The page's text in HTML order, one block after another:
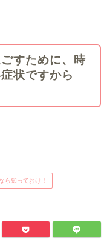
すために、時
状ですから
ら知っておけ！